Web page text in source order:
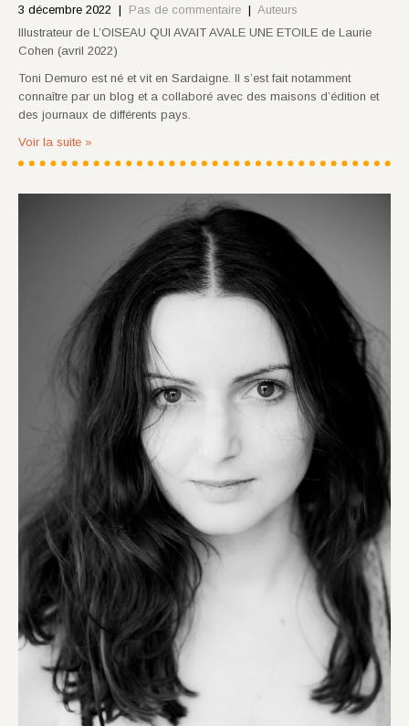
3 décembre 2022 | Pas de commentaire | Auteurs
Illustrateur de L’OISEAU QUI AVAIT AVALE UNE ETOILE de Laurie
Cohen (avril 2022)
Toni Demuro est né et vit en Sardaigne. Il s’est fait notamment
connaître par un blog et a collaboré avec des maisons d’édition et
des journaux de différents pays.
Voir la suite »